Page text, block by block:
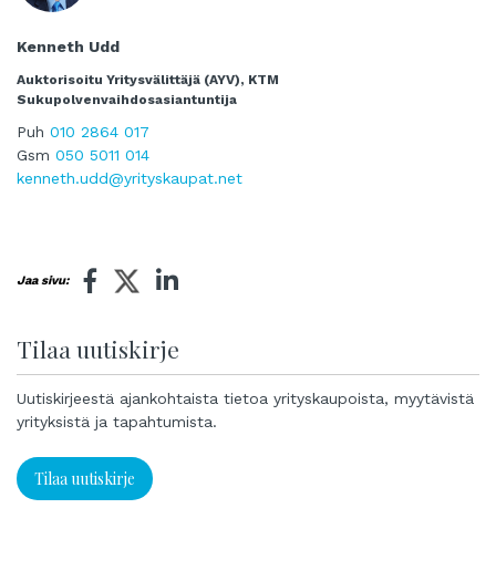
Kenneth Udd
Auktorisoitu Yritysvälittäjä (AYV), KTM
Sukupolvenvaihdosasiantuntija
Puh 010 2864 017
Gsm 050 5011 014
kenneth.udd@yrityskaupat.net
Jaa sivu:
Tilaa uutiskirje
Uutiskirjeestä ajankohtaista tietoa yrityskaupoista, myytävistä
yrityksistä ja tapahtumista.
Tilaa uutiskirje